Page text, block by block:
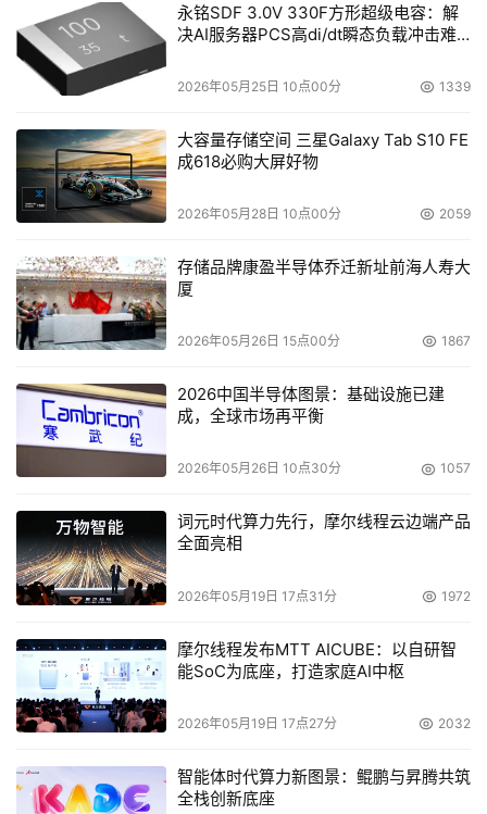
永铭SDF 3.0V 330F方形超级电容：解
决AI服务器PCS高di/dt瞬态负载冲击难
2026年05月25日 10点00分 1339
大容量存储空间 三星Galaxy Tab S10 FE
成618必购大屏好物
2026年05月28日 10点00分 2059
存储品牌康盈半导体乔迁新址前海人寿大
厦
2026年05月26日 15点00分 1867
2026中国半导体图景：基础设施已建
成，全球市场再平衡
2026年05月26日 10点30分 1057
词元时代算力先行，摩尔线程云边端产品
全面亮相
2026年05月19日 17点31分 1972
摩尔线程发布MTT AICUBE：以自研智
能SoC为底座，打造家庭AI中枢
2026年05月19日 17点27分 2032
智能体时代算力新图景：鲲鹏与昇腾共筑
全栈创新底座